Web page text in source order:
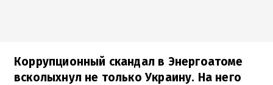
Коррупционный скандал в Энергоатоме
всколыхнул не только Украину. На него